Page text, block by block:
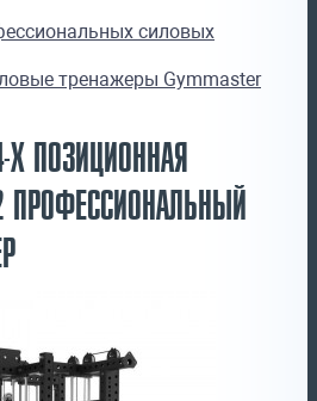
силовых
тренажеры Gymmaster
ПОЗИЦИОННАЯ
ПРОФЕССИОНАЛЬНЫЙ